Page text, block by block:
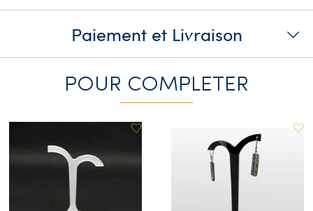
Paiement et Livraison
POUR COMPLETER